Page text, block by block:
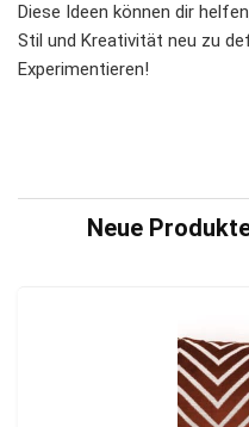
Diese Ideen können dir
Stil und Kreativität neu zu
Experimentieren!
Neue